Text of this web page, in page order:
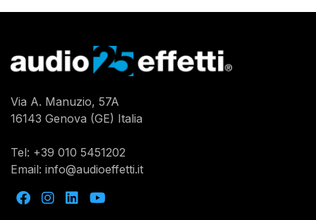
Via A. Manuzio, 57A
16143 Genova (GE) Italia
Tel: +39 010 5451202
Email: info@audioeffetti.it